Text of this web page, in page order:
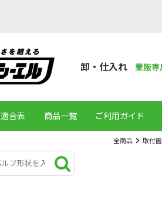
卸・仕入れ 業販専
適合表 商品一覧 ご利用ガイド
全商品 取付